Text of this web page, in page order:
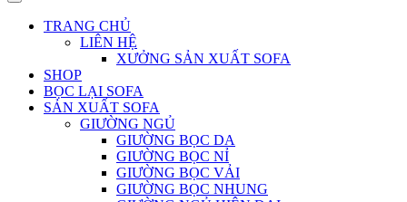
TRANG CHỦ
LIÊN HỆ
XƯỞNG SẢN XUẤT SOFA
SHOP
BỌC LẠI SOFA
SẢN XUẤT SOFA
GIƯỜNG NGỦ
GIƯỜNG BỌC DA
GIƯỜNG BỌC NỈ
GIƯỜNG BỌC VẢI
GIƯỜNG BỌC NHUNG